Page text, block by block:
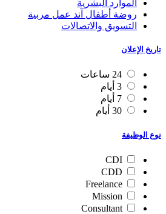
الموارد البشرية
روضة أطفال آند عمل مربية
التسويق والاتصالات
تاريخ الإعلان
24 ساعات
3 أيام
7 أيام
30 أيام
نوع الوظيفة
CDI
CDD
Freelance
Mission
Consultant